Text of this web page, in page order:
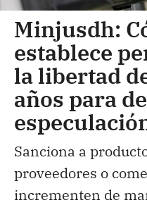
Minjusdh:
establece
la libertad
años para
Sanciona a
proveedores o
incrementen de